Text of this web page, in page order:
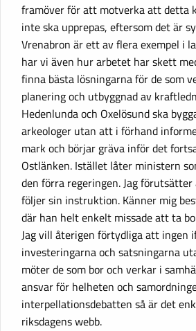
framöver för att motverka att detta
inte ska upprepas, eftersom det är
Vrenabron är ett av flera exempel i
har vi även hur arbetet har skett
finna bästa lösningarna för de som
planering och utbyggnad av
Hedenlunda och Oxelösund ska
arkeologer utan att i förhand
mark och börjar gräva inför det
Ostlänken. Istället låter ministern
den förra regeringen. Jag
följer sin instruktion. Känner mig
där han helt enkelt missade att ta
Jag vill återigen förtydliga att ingen
investeringarna och satsningarna
möter de som bor och verkar i
ansvar för helheten och
interpellationsdebatten så är det
riksdagens webb.